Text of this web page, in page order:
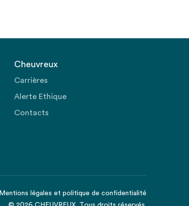
Cheuvreux
Carrières
Alerte Ethique
Contacts
Mentions légales et politique de confidentialité